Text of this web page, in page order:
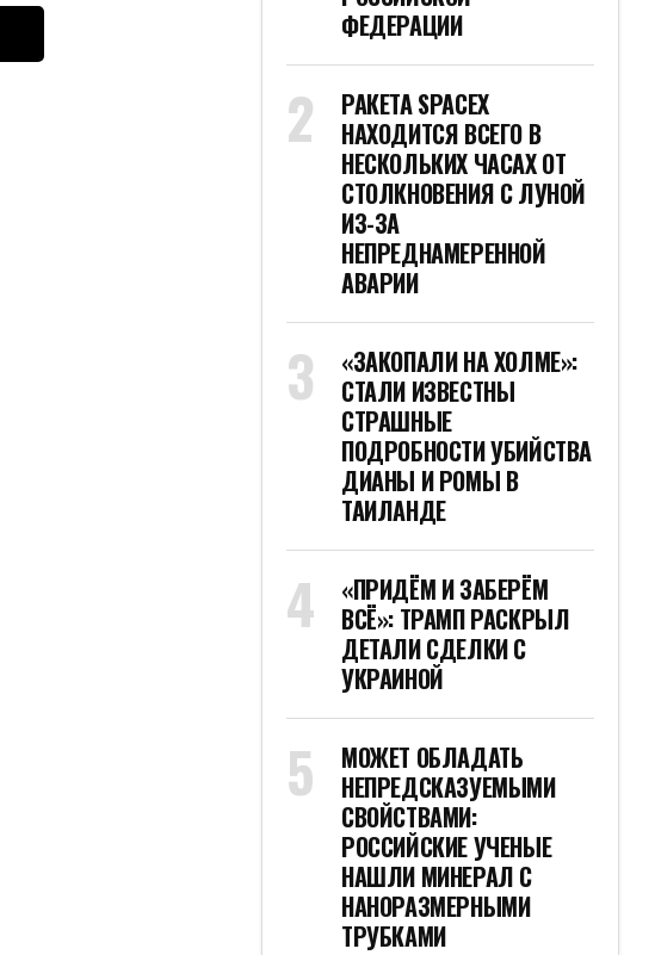
ФЕДЕРАЦИИ
РАКЕТА SPACEX
НАХОДИТСЯ ВСЕГО В
НЕСКОЛЬКИХ ЧАСАХ ОТ
СТОЛКНОВЕНИЯ С ЛУНОЙ
ИЗ-ЗА
НЕПРЕДНАМЕРЕННОЙ
АВАРИИ
«ЗАКОПАЛИ НА ХОЛМЕ»:
СТАЛИ ИЗВЕСТНЫ
СТРАШНЫЕ
ПОДРОБНОСТИ УБИЙСТВА
ДИАНЫ И РОМЫ В
ТАИЛАНДЕ
«ПРИДЁМ И ЗАБЕРЁМ
ВСЁ»: ТРАМП РАСКРЫЛ
ДЕТАЛИ СДЕЛКИ С
УКРАИНОЙ
МОЖЕТ ОБЛАДАТЬ
НЕПРЕДСКАЗУЕМЫМИ
СВОЙСТВАМИ:
РОССИЙСКИЕ УЧЕНЫЕ
НАШЛИ МИНЕРАЛ С
НАНОРАЗМЕРНЫМИ
ТРУБКАМИ